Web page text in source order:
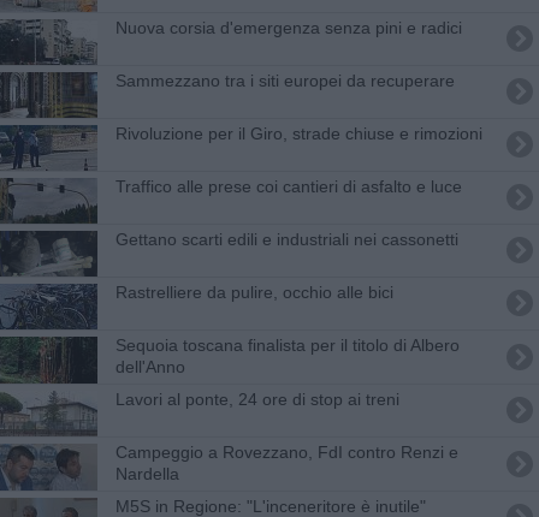
Nuova corsia d'emergenza senza pini e radici
Sammezzano tra i siti europei da recuperare
Rivoluzione per il Giro, strade chiuse e rimozioni
Traffico alle prese coi cantieri di asfalto e luce
Gettano scarti edili e industriali nei cassonetti
Rastrelliere da pulire, occhio alle bici
Sequoia toscana finalista per il titolo di Albero
dell'Anno
Lavori al ponte, 24 ore di stop ai treni
Campeggio a Rovezzano, FdI contro Renzi e
Nardella
M5S in Regione: "L'inceneritore è inutile"